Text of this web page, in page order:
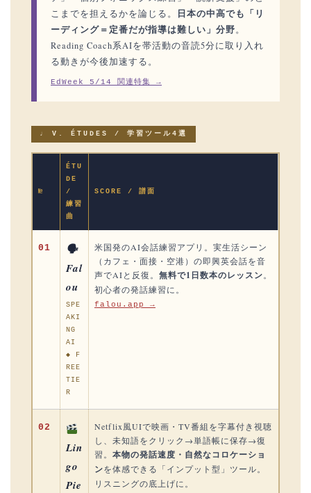
こまでを担えるかを論じる。
日本の中高でも「リ
ーディング＝定番だが指導は難しい」分野。
Reading Coach系AIを帯活動の音読5分に取り入れ
る動きが今後加速する。
EdWeek 5/14 関連特集 →
♩ V. ÉTUDES / 学習ツール4選
№
ÉTU
DE
/
練習
曲
SCORE / 譜面
01
🗣
Fal
ou
SPE
AKI
NG
AI
◆ F
REE
TIE
R
米国発のAI会話練習アプリ。実生活シーン
（カフェ・面接・空港）の即興英会話を音
声でAIと反復。 無料で1日数本のレッスン。
初心者の発話練習に。
falou.app →
02
Lin
go
Pie
Netflix風UIで映画・TV番組を字幕付き視聴
し、未知語をクリック→単語帳に保存→復
習。 本物の発話速度・自然なコロケーショ
ンを体感できる「インプット型」ツール。
リスニングの底上げに。